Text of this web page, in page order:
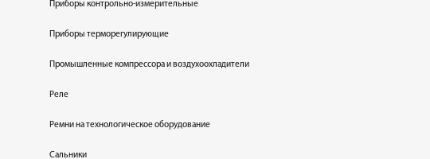
Приборы контрольно-измерительные
Приборы терморегулирующие
Промышленные компрессора и воздухоохладители
Реле
Ремни на технологическое оборудование
Сальники